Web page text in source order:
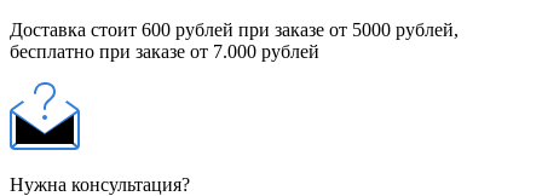
Доставка стоит 600 рублей при заказе от 5000 рублей,
бесплатно при заказе от 7.000 рублей
Нужна консультация?